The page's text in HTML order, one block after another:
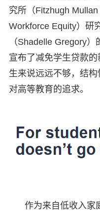
究所（Fitzhugh
Workforce Equity）研
（Shadelle Gregory
宣布了减免学生贷款
生来说远远不够，结
对高等教育的追求。
作为来自低收入家